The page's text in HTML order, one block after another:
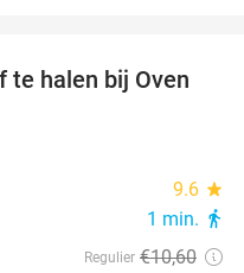
48%
te halen bij Oven
9.6 star
1 min. directions_walk
Regulier €10,60